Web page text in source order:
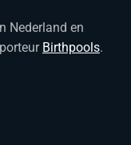
Nederland en
Birthpools.